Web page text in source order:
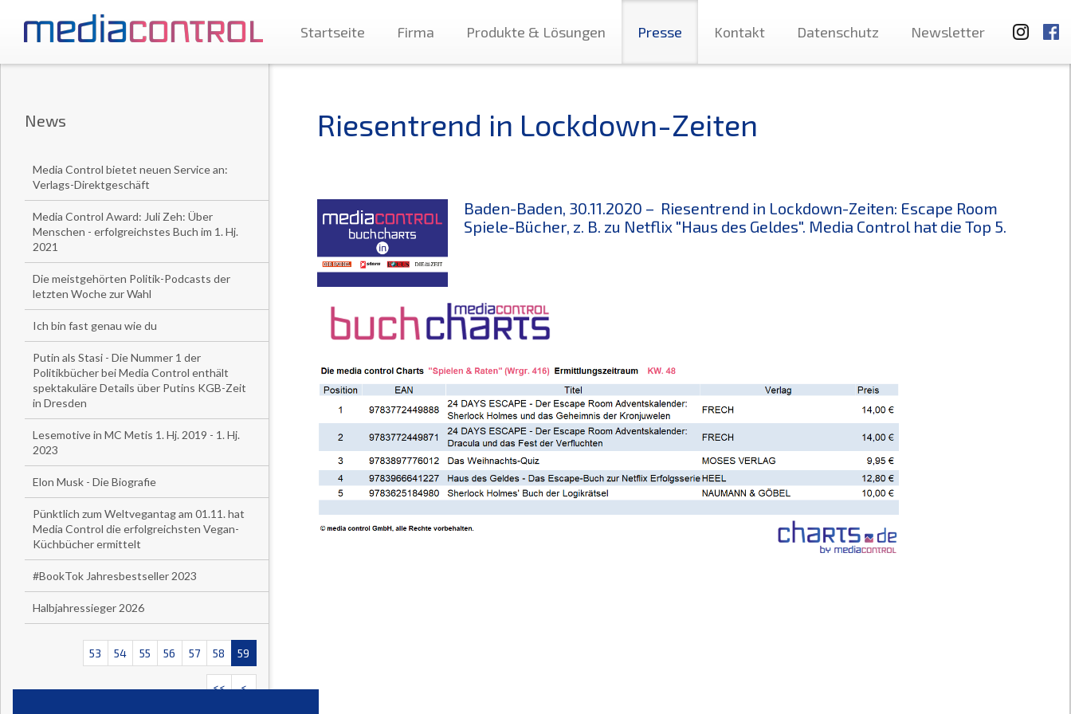
Startseite Firma Produkte & Lösungen Presse Kontakt Datenschutz Newsletter
News
Media Control bietet neuen Service an:
Verlags-Direktgeschäft
Media Control Award: Juli Zeh: Über
Menschen - erfolgreichstes Buch im 1. Hj.
2021
Die meistgehörten Politik-Podcasts der
letzten Woche zur Wahl
Ich bin fast genau wie du
Putin als Stasi - Die Nummer 1 der
Politikbücher bei Media Control enthält
spektakuläre Details über Putins KGB-Zeit
in Dresden
Lesemotive in MC Metis 1. Hj. 2019 - 1. Hj.
2023
Elon Musk - Die Biografie
Pünktlich zum Weltvegantag am 01.11. hat
Media Control die erfolgreichsten Vegan-
Küchbücher ermittelt
#BookTok Jahresbestseller 2023
Halbjahressieger 2026
53 54 55 56 57 58 59
<< <
Riesentrend in Lockdown-Zeiten
Baden-Baden, 30.11.2020 – Riesentrend in Lockdown-Zeiten: Escape Room
Spiele-Bücher, z. B. zu Netflix "Haus des Geldes". Media Control hat die Top 5.